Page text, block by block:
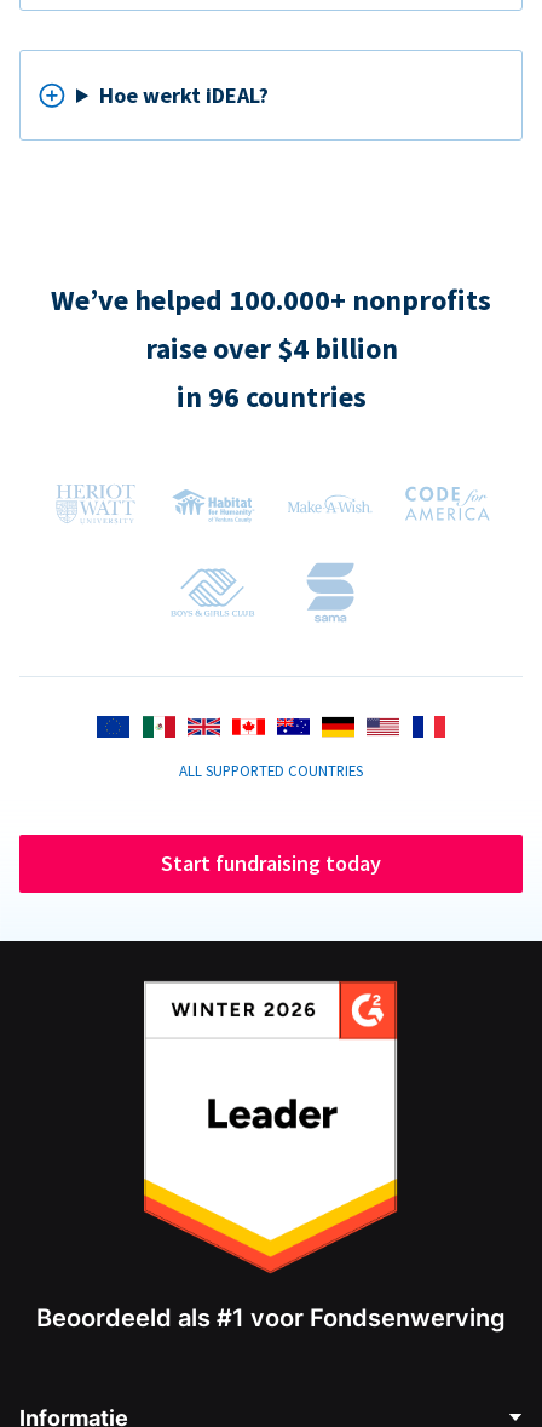
Hoe werkt iDEAL?
We’ve helped 100.000+ nonprofits
raise over $4 billion
in 96 countries
ALL SUPPORTED COUNTRIES
Start fundraising today
Beoordeeld als #1 voor Fondsenwerving
Informatie